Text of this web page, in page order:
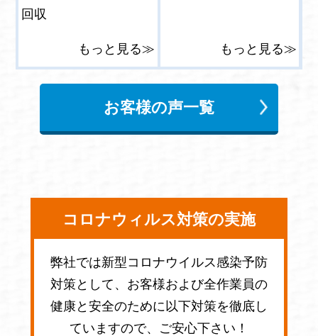
回収
もっと見る≫ もっと見る≫
お客様の声一覧
コロナウィルス対策の実施
弊社では新型コロナウイルス感染予防
対策として、お客様および全作業員の
健康と安全のために以下対策を徹底し
ていますので、ご安心下さい！